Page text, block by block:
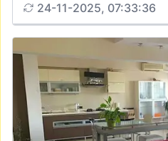
24-11-2025, 07:33:36